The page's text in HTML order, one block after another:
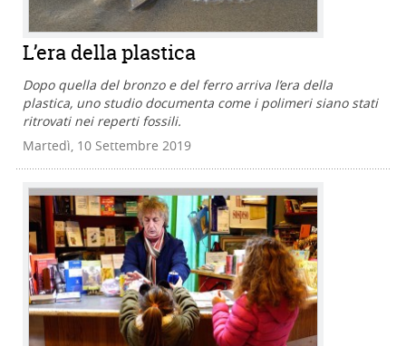
L’era della plastica
Dopo quella del bronzo e del ferro arriva l’era della
plastica, uno studio documenta come i polimeri siano stati
ritrovati nei reperti fossili.
Martedì, 10 Settembre 2019